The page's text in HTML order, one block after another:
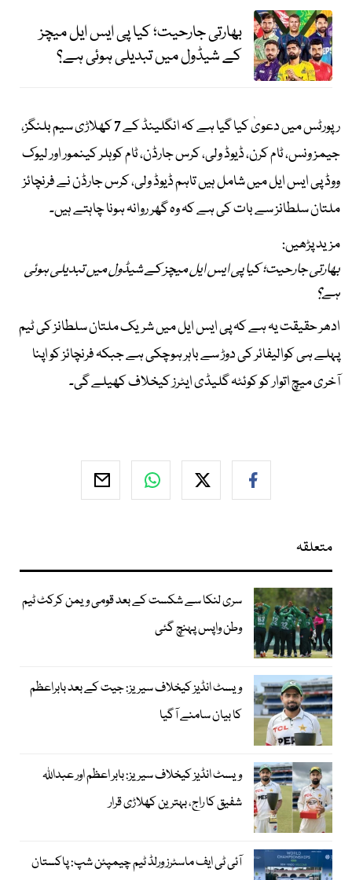
بھارتی جارحیت؛ کیا پی ایس ایل میچز
کے شیڈول میں تبدیلی ہوئی ہے؟
رپورٹس میں دعویٰ کیا گیا ہے کہ انگلینڈ کے 7 کھلاڑی سیم بلنگز،
جیمز ونس، ٹام کرن، ڈیوڈ ولی، کرس جارڈن، ٹام کوہلر کینمور اور لیوک
ووڈ پی ایس ایل میں شامل ہیں تاہم ڈیوڈ ولی، کرس جارڈن نے فرنچائز
ملتان سلطانز سے بات کی ہے کہ وہ گھر روانہ ہونا چاہتے ہیں۔
مزید پڑھیں:
بھارتی جارحیت؛ کیا پی ایس ایل میچز کے شیڈول میں تبدیلی ہوئی
ہے؟
ادھر حقیقت یہ ہے کہ پی ایس ایل میں شریک ملتان سلطانز کی ٹیم
پہلے ہی کوالیفائر کی دوڑ سے باہر ہوچکی ہے جبکہ فرنچائز کو اپنا
آخری میچ اتوار کو کوئٹہ گلیڈی ایٹرز کیخلاف کھیلے گی۔
متعلقہ
سری لنکا سے شکست کے بعد قومی ویمن کرکٹ ٹیم
وطن واپس پہنچ گئی
ویسٹ انڈیز کیخلاف سیریز: جیت کے بعد بابراعظم
کا بیان سامنے آگیا
ویسٹ انڈیز کیخلاف سیریز: بابر اعظم اور عبداللہ
شفیق کا راج، بہترین کھلاڑی قرار
آئی ٹی ایف ماسٹرز ورلڈ ٹیم چیمپئن شپ: پاکستان